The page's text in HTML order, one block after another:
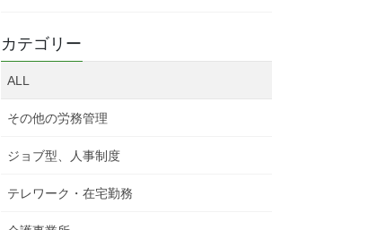
カテゴリー
ALL
その他の労務管理
ジョブ型、人事制度
テレワーク・在宅勤務